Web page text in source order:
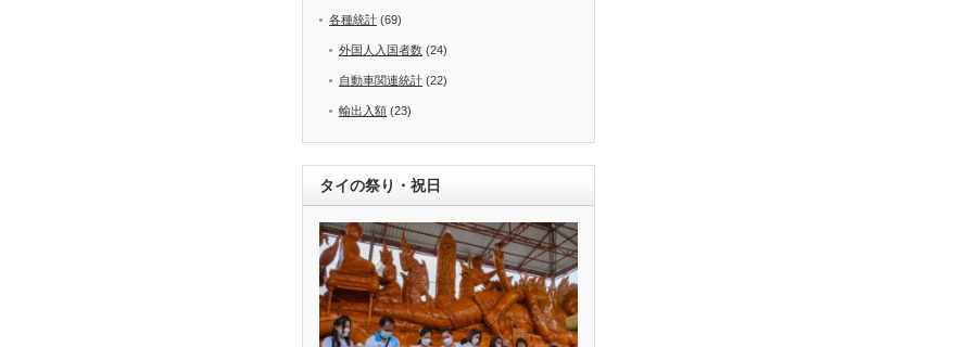
各種統計 (69)
外国人入国者数 (24)
自動車関連統計 (22)
輸出入額 (23)
タイの祭り・祝日